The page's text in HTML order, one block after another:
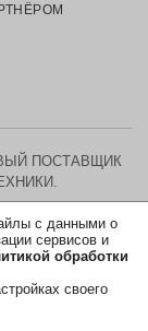
с данными о
сервисов и
обработки
своего
ПОСТАВЩИК
ДАННЫХ